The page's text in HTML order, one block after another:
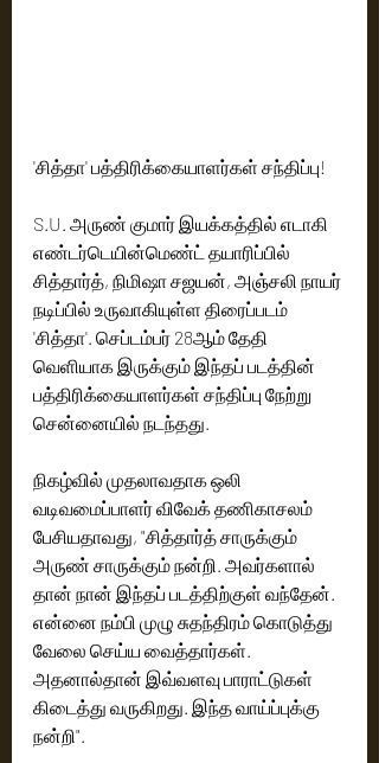
'சித்தா' பத்திரிக்கையாளர்கள் சந்திப்பு!
S.U. அருண் குமார் இயக்கத்தில் எடாகி
எண்டர்டெயின்மெண்ட் தயாரிப்பில்
சித்தார்த், நிமிஷா சஜயன், அஞ்சலி நாயர்
நடிப்பில் உருவாகியுள்ள திரைப்படம்
'சித்தா'. செப்டம்பர் 28ஆம் தேதி
வெளியாக இருக்கும் இந்தப் படத்தின்
பத்திரிக்கையாளர்கள் சந்திப்பு நேற்று
சென்னையில் நடந்தது.
நிகழ்வில் முதலாவதாக ஒலி
வடிவமைப்பாளர் விவேக் தணிகாசலம்
பேசியதாவது, "சித்தார்த் சாருக்கும்
அருண் சாருக்கும் நன்றி. அவர்களால்
தான் நான் இந்தப் படத்திற்குள் வந்தேன்.
என்னை நம்பி முழு சுதந்திரம் கொடுத்து
வேலை செய்ய வைத்தார்கள்.
அதனால்தான் இவ்வளவு பாராட்டுகள்
கிடைத்து வருகிறது. இந்த வாய்ப்புக்கு
நன்றி".